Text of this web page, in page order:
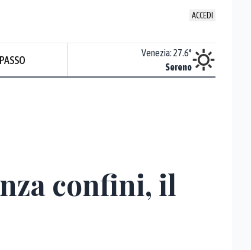
ACCEDI
Nuvoloso
Venezia: 27.6°
Sereno
confini, il